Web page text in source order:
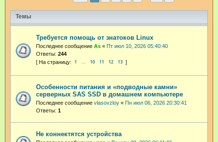
Темы
Требуется помощь от знатоков Linux
Последнее сообщение As « Пт июл 10, 2026 05:40:40
Ответы: 244
1 … 10 11 12 13
Особенности питания и «подводные камни»
серверных SAS SSD в домашнем компьютере
Последнее сообщение vlasovzloy « Пн июл 06, 2026 20:30:41
Ответы: 1
Не коннектятся устройства